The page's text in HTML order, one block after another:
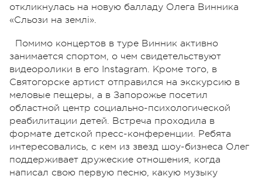
откликнулась на новую балладу Олега Винника
«Сльози на землі».
Помимо концертов в туре Винник активно
занимается спортом, о чем свидетельствуют
видеоролики в его Instagram. Кроме того, в
Святогорске артист отправился на экскурсию в
меловые пещеры, а в Запорожье посетил
областной центр социально-психологической
реабилитации детей. Встреча проходила в
формате детской пресс-конференции. Ребята
интересовались, с кем из звезд шоу-бизнеса Олег
поддерживает дружеские отношения, когда
написал свою первую песню, какую музыку